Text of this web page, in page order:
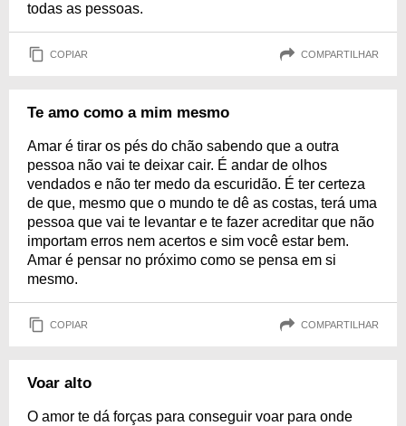
todas as pessoas.
COPIAR COMPARTILHAR
Te amo como a mim mesmo
Amar é tirar os pés do chão sabendo que a outra
pessoa não vai te deixar cair. É andar de olhos
vendados e não ter medo da escuridão. É ter certeza
de que, mesmo que o mundo te dê as costas, terá uma
pessoa que vai te levantar e te fazer acreditar que não
importam erros nem acertos e sim você estar bem.
Amar é pensar no próximo como se pensa em si
mesmo.
COPIAR COMPARTILHAR
Voar alto
O amor te dá forças para conseguir voar para onde